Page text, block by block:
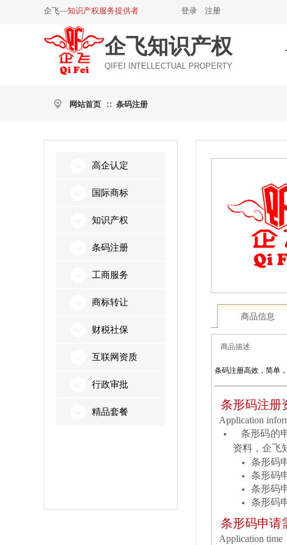
登录 注册
企飞—知识产权服务提供者
QIFEI INTELLECTUAL PROPERTY
企飞知识产权
网站首页 ∷ 条码注册
高企认定
国际商标
知识产权
条码注册
工商服务
商标转让
财税社保
互联网资质
行政审批
精品套餐
商品信息
商品描述
条码注册高效，简单，
条形码注册
Application
条形码的
资料，企飞
条形码
条形码
条形码
条形码
条形码申请
Application